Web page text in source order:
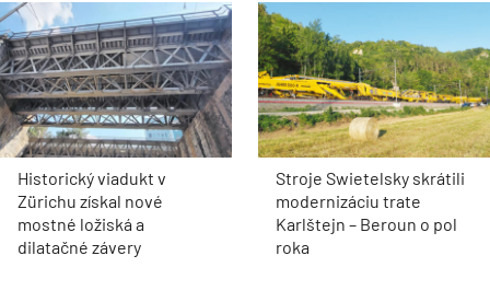
Historický viadukt v
Zürichu získal nové
mostné ložiská a
dilatačné závery
Stroje Swietelsky skrátili
modernizáciu trate
Karlštejn – Beroun o pol
roka